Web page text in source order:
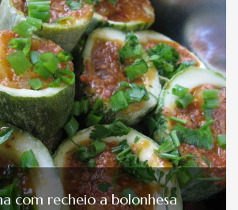
com recheio a bolonhesa